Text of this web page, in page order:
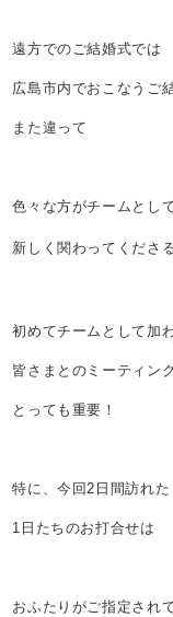
遠方でのご結婚式では
広島市内でおこなうご
また違って
色々な方がチームとし
新しく関わってくださ
初めてチームとして加
皆さまとのミーティン
とっても重要！
特に、今回2日間訪れた
1日たちのお打合せは
おふたりがご指定され